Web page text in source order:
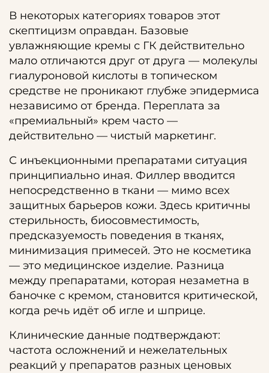
В некоторых категориях товаров этот
скептицизм оправдан. Базовые
увлажняющие кремы с ГК действительно
мало отличаются друг от друга — молекулы
гиалуроновой кислоты в топическом
средстве не проникают глубже эпидермиса
независимо от бренда. Переплата за
«премиальный» крем часто —
действительно — чистый маркетинг.
С инъекционными препаратами ситуация
принципиально иная. Филлер вводится
непосредственно в ткани — мимо всех
защитных барьеров кожи. Здесь критичны
стерильность, биосовместимость,
предсказуемость поведения в тканях,
минимизация примесей. Это не косметика
— это медицинское изделие. Разница
между препаратами, которая незаметна в
баночке с кремом, становится критической,
когда речь идёт об игле и шприце.
Клинические данные подтверждают:
частота осложнений и нежелательных
реакций у препаратов разных ценовых